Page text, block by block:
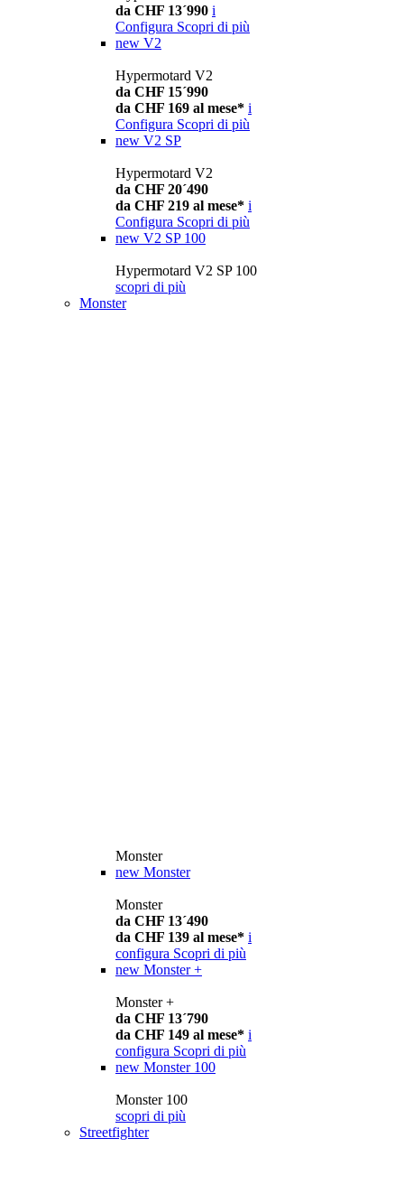
da CHF 13´990 i
Configura Scopri di più
new V2
Hypermotard V2
da CHF 15´990
da CHF 169 al mese* i
Configura Scopri di più
new V2 SP
Hypermotard V2
da CHF 20´490
da CHF 219 al mese* i
Configura Scopri di più
new V2 SP 100
Hypermotard V2 SP 100
scopri di più
Monster
Monster
new Monster
Monster
da CHF 13´490
da CHF 139 al mese* i
configura Scopri di più
new Monster +
Monster +
da CHF 13´790
da CHF 149 al mese* i
configura Scopri di più
new Monster 100
Monster 100
scopri di più
Streetfighter